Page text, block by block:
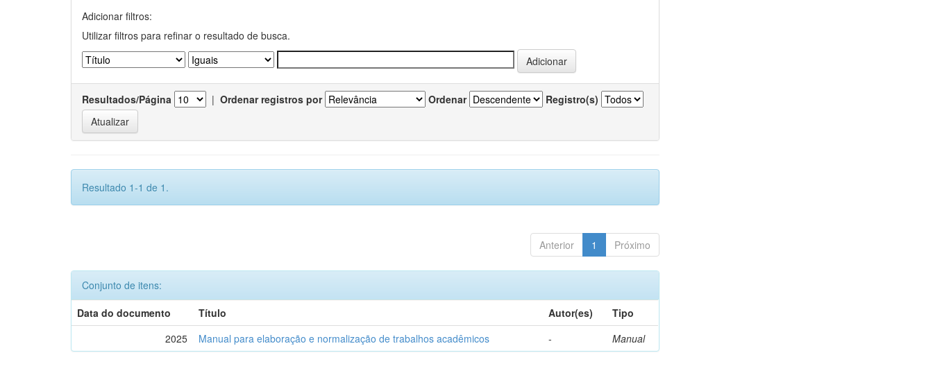
Adicionar filtros:
Utilizar filtros para refinar o resultado de busca.
Resultados/Página | Ordenar registros por Ordenar Registro(s)
Resultado 1-1 de 1.
Anterior 1 Próximo
Conjunto de itens:
Data do documento
Título Autor(es)
Tipo
2025
Manual para elaboração e normalização de trabalhos acadêmicos - Manual